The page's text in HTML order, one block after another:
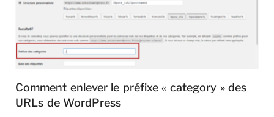
Comment enlever le préfixe « category » des
URLs de WordPress